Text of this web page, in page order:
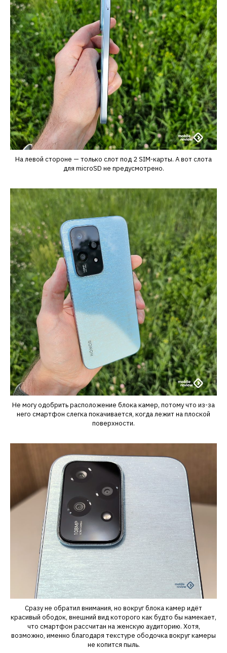
На левой стороне — только слот под 2 SIM-карты. А вот слота
для microSD не предусмотрено.
Не могу одобрить расположение блока камер, потому что из-за
него смартфон слегка покачивается, когда лежит на плоской
поверхности.
Сразу не обратил внимания, но вокруг блока камер идёт
красивый ободок, внешний вид которого как будто бы намекает,
что смартфон рассчитан на женскую аудиторию. Хотя,
возможно, именно благодаря текстуре ободочка вокруг камеры
не копится пыль.